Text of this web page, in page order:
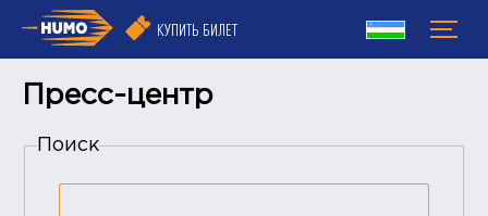
КУПИТЬ БИЛЕТ
Пресс-центр
Поиск